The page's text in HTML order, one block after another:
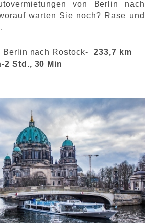
von Berlin nach
warten Sie noch? Rase und
Berlin nach Rostock-
233,7 km
2 Std., 30 Min